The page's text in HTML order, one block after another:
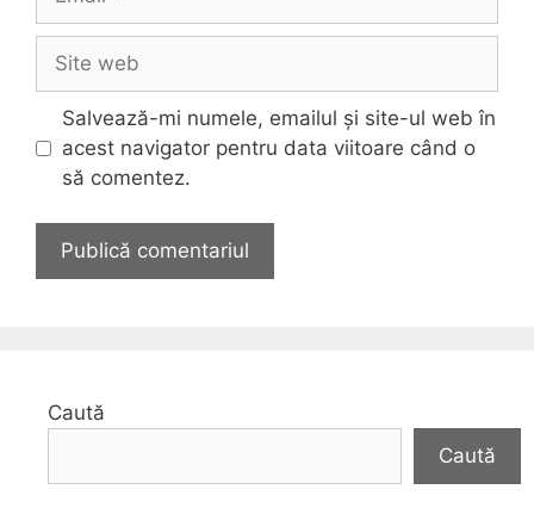
web
Salvează-mi numele, emailul și site-ul web în
acest navigator pentru data viitoare când o
să comentez.
Caută
Caută